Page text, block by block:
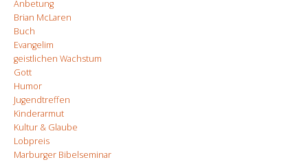
Anbetung
Brian McLaren
Buch
Evangelim
geistlichen Wachstum
Gott
Humor
Jugendtreffen
Kinderarmut
Kultur & Glaube
Lobpreis
Marburger Bibelseminar